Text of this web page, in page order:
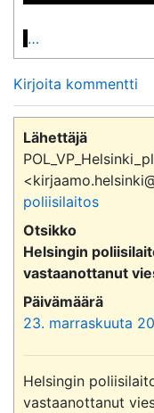
…
Kirjoita kommentti
Lähettäjä
poliisilaitos
Otsikko
Helsingin
vastaanottanut
Päivämäärä
23. marraskuuta
Helsingin
vastaanottanut